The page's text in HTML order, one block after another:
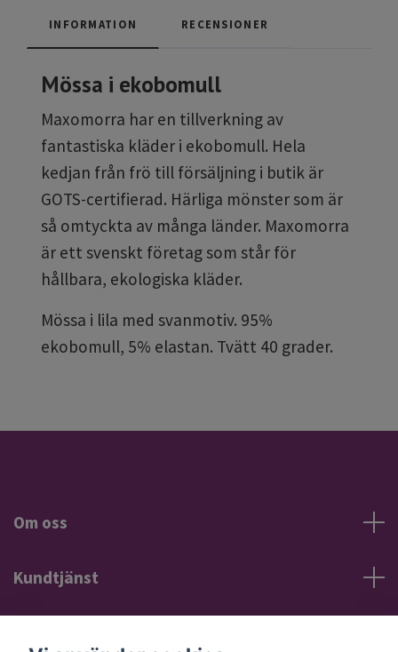
INFORMATION RECENSIONER
Mössa i ekobomull
Maxomorra har en tillverkning av
fantastiska kläder i ekobomull. Hela
kedjan från frö till försäljning i butik är
GOTS-certifierad. Härliga mönster som är
så omtyckta av många länder. Maxomorra
är ett svenskt företag som står för
hållbara, ekologiska kläder.
Mössa i lila med svanmotiv. 95%
ekobomull, 5% elastan. Tvätt 40 grader.
Om oss
Kundtjänst